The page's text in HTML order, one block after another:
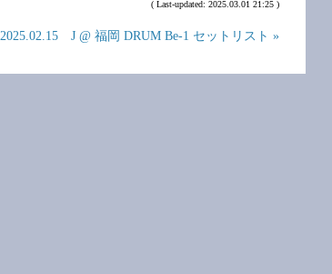
( Last-updated: 2025.03.01 21:25 )
2025.02.15 J @ 福岡 DRUM Be-1 セットリスト »